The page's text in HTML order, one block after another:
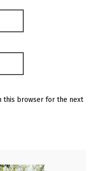
this browser for the next